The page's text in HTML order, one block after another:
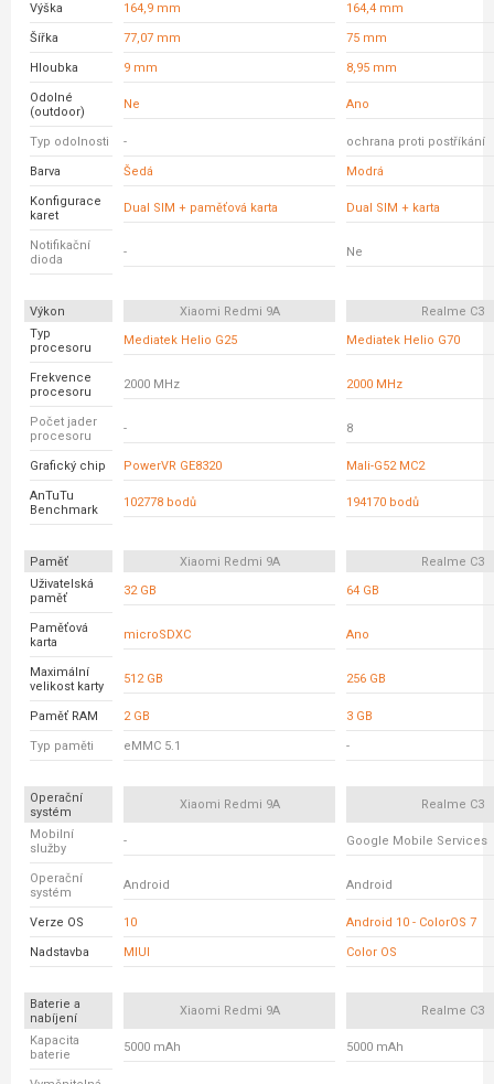
Výška 164,9 mm 164,4 mm
Šířka 77,07 mm 75 mm
Hloubka 9 mm 8,95 mm
Odolné
(outdoor)
Ne Ano
Typ odolnosti - ochrana proti postříkání
Barva Šedá Modrá
Konfigurace
karet
Dual SIM + paměťová karta Dual SIM + karta
Notifikační
dioda
- Ne
Výkon Xiaomi Redmi 9A
Realme C3
Typ
procesoru
Mediatek Helio G25 Mediatek Helio G70
Frekvence
procesoru
2000 MHz 2000 MHz
Počet jader
procesoru
- 8
Grafický chip PowerVR GE8320 Mali-G52 MC2
AnTuTu
Benchmark
102778 bodů 194170 bodů
Paměť Xiaomi Redmi 9A
Realme C3
Uživatelská
paměť
32 GB 64 GB
Paměťová
karta
microSDXC Ano
Maximální
velikost karty
512 GB 256 GB
Paměť RAM 2 GB 3 GB
Typ paměti eMMC 5.1 -
Operační
systém
Xiaomi Redmi 9A Realme C3
Mobilní
služby
- Google Mobile Services
Operační
systém
Android Android
Verze OS 10 Android 10 - ColorOS 7
Nadstavba MIUI Color OS
Baterie a
nabíjení
Xiaomi Redmi 9A Realme C3
Kapacita
baterie
5000 mAh 5000 mAh